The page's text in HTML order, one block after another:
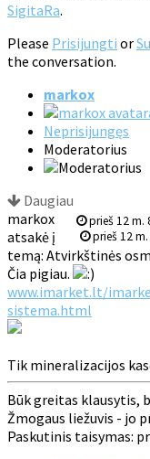
prieš 12 m.
SigitaRa.
Please Prisijungti or
the conversation.
markox
Neprisijungęs
Moderatorius
Daugiau
prieš 12
markox
atsakė į
temą: Atvirkštinės
Čia pigiau.
www.imarket.lt/
sistema.html
Tik mineralizacijos
Būk greitas klausytis,
Žmogaus liežuvis - jo
Paskutinis taisymas: